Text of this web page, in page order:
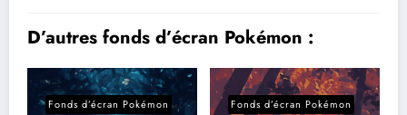
D’autres fonds d’écran Pokémon :
Fonds d’écran Pokémon Fonds d’écran Pokémon